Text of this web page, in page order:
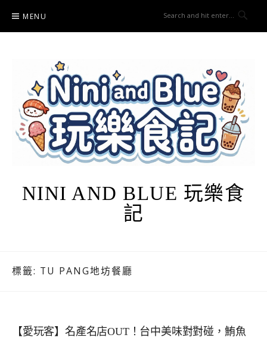
content
MENU
NINI AND BLUE 玩樂食
記
標籤: TU PANG地坊餐廳
【愛玩客】名產名店OUT！台中美味對對碰，鮪魚